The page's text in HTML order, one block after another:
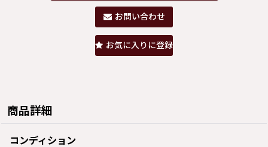
お問い合わせ
お気に入りに登録
商品詳細
コンディション